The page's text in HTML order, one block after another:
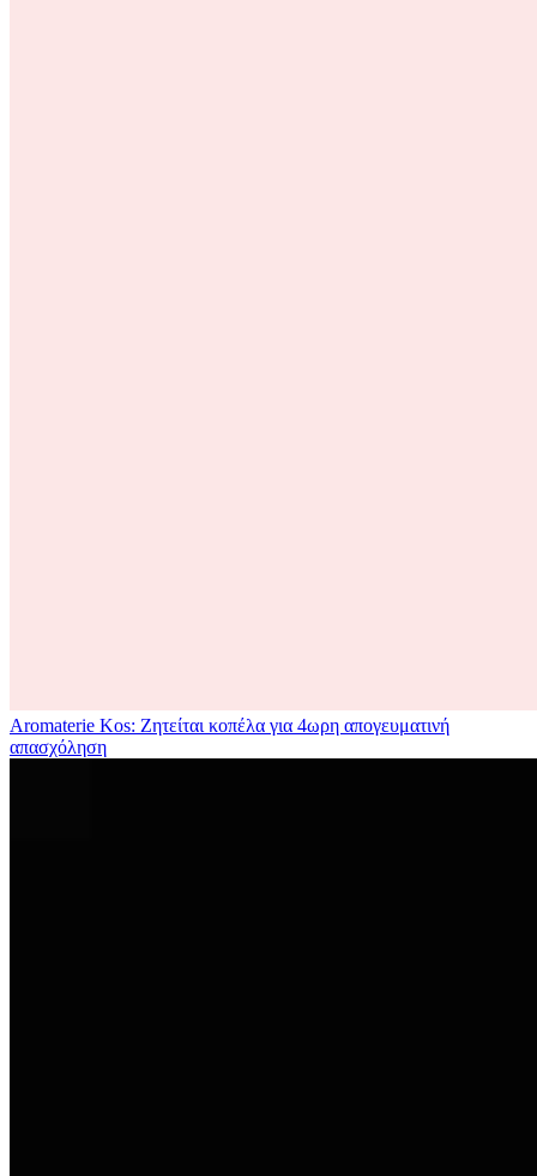
Aromaterie Kos: Ζητείται κοπέλα για 4ωρη απογευματινή
απασχόληση